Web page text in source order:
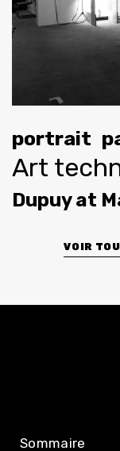
portrait
Art
Dupuy at
VOIR
Sommaire